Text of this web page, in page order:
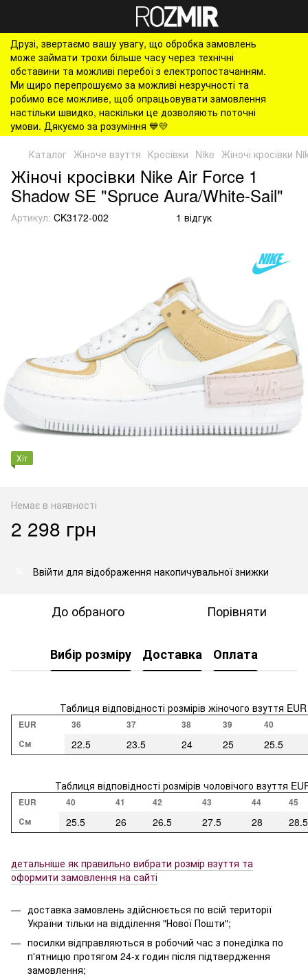
Друзі, звертаємо вашу увагу, що обробка замовлень
може займати трохи більше часу через технічні
обставини та можливі перебої з електропостачанням.
Ми щиро перепрошуємо за можливі незручності та
робимо все можливе, щоб опрацьовувати замовлення
настільки швидко, наскільки це дозволяють поточні
умови. Дякуємо за розуміння 💙💛
Каталог Жіноче взуття Кросівки Nike Жіночі кросівки
Жіночі кросівки Nike Air Force 1
Shadow SE "Spruce Aura/White-Sail"
Артикул: CK3172-002 1 відгук
Хіт
Немає в наявності
2 298 грн
Ввійти для відображення накопичувальної знижки
До обраного Порівняти
Вибір розміру Доставка Оплата
Таблиця відповідності розмірів жіночого взуття EUR
EUR 36 37 38 39
40
См
22.5 23.5 24 25 25.5
Таблиця відповідності розмірів чоловічого взуття
EUR 40 41 42 43 44
45
См
25.5 26 26.5 27.5 28
детальніше як правильно вибрати розмір взуття та
оформити замовлення на сайті
доставка замовлень здійснюється по всій території
України тільки на відділення "Нової Пошти";
посилки відправляються в робочий час з понеділка по
п'ятницю протягом 24-х годин після підтвердження
замовлення;